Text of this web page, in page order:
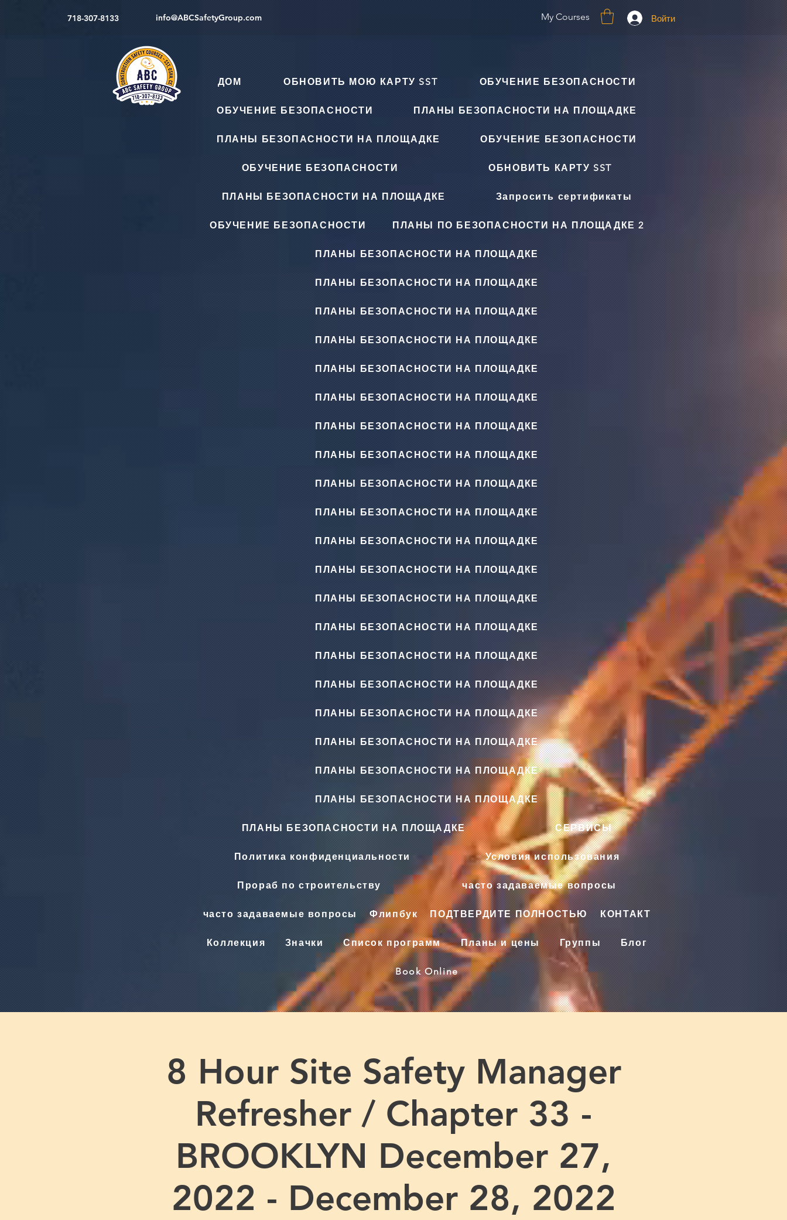
718-307-8133 info@ABCSafetyGroup.com My Courses Войти
ДОМ ОБНОВИТЬ МОЮ КАРТУ SST ОБУЧЕНИЕ БЕЗОПАСНОСТИ
ОБУЧЕНИЕ БЕЗОПАСНОСТИ ПЛАНЫ БЕЗОПАСНОСТИ НА ПЛОЩАДКЕ
ПЛАНЫ БЕЗОПАСНОСТИ НА ПЛОЩАДКЕ ОБУЧЕНИЕ БЕЗОПАСНОСТИ
ОБУЧЕНИЕ БЕЗОПАСНОСТИ ОБНОВИТЬ КАРТУ SST
ПЛАНЫ БЕЗОПАСНОСТИ НА ПЛОЩАДКЕ Запросить сертификаты
ОБУЧЕНИЕ БЕЗОПАСНОСТИ ПЛАНЫ ПО БЕЗОПАСНОСТИ НА ПЛОЩАДКЕ 2
ПЛАНЫ БЕЗОПАСНОСТИ НА ПЛОЩАДКЕ
ПЛАНЫ БЕЗОПАСНОСТИ НА ПЛОЩАДКЕ
ПЛАНЫ БЕЗОПАСНОСТИ НА ПЛОЩАДКЕ
ПЛАНЫ БЕЗОПАСНОСТИ НА ПЛОЩАДКЕ
ПЛАНЫ БЕЗОПАСНОСТИ НА ПЛОЩАДКЕ
ПЛАНЫ БЕЗОПАСНОСТИ НА ПЛОЩАДКЕ
ПЛАНЫ БЕЗОПАСНОСТИ НА ПЛОЩАДКЕ
ПЛАНЫ БЕЗОПАСНОСТИ НА ПЛОЩАДКЕ
ПЛАНЫ БЕЗОПАСНОСТИ НА ПЛОЩАДКЕ
ПЛАНЫ БЕЗОПАСНОСТИ НА ПЛОЩАДКЕ
ПЛАНЫ БЕЗОПАСНОСТИ НА ПЛОЩАДКЕ
ПЛАНЫ БЕЗОПАСНОСТИ НА ПЛОЩАДКЕ
ПЛАНЫ БЕЗОПАСНОСТИ НА ПЛОЩАДКЕ
ПЛАНЫ БЕЗОПАСНОСТИ НА ПЛОЩАДКЕ
ПЛАНЫ БЕЗОПАСНОСТИ НА ПЛОЩАДКЕ
ПЛАНЫ БЕЗОПАСНОСТИ НА ПЛОЩАДКЕ
ПЛАНЫ БЕЗОПАСНОСТИ НА ПЛОЩАДКЕ
ПЛАНЫ БЕЗОПАСНОСТИ НА ПЛОЩАДКЕ
ПЛАНЫ БЕЗОПАСНОСТИ НА ПЛОЩАДКЕ
ПЛАНЫ БЕЗОПАСНОСТИ НА ПЛОЩАДКЕ
ПЛАНЫ БЕЗОПАСНОСТИ НА ПЛОЩАДКЕ СЕРВИСЫ
Политика конфиденциальности Условия использования
Прораб по строительству часто задаваемые вопросы
часто задаваемые вопросы Флипбук ПОДТВЕРДИТЕ ПОЛНОСТЬЮ КОНТАКТ
Коллекция Значки Список программ Планы и цены Группы Блог
Book Online
8 Hour Site Safety Manager
Refresher / Chapter 33 -
BROOKLYN December 27,
2022 - December 28, 2022